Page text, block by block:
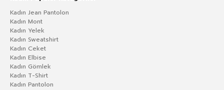
Kadın Jean Pantolon
Kadın Mont
Kadın Yelek
Kadın Sweatshirt
Kadın Ceket
Kadın Elbise
Kadın Gömlek
Kadın T-Shirt
Kadın Pantolon